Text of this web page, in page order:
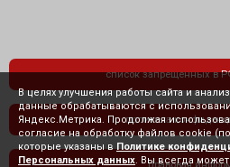
список запрещенных в
политика
В целях улучшения работы сайта и
данные обрабатываются с
Яндекс.Метрика. Продолжая
согласие на обработку файлов cookie
которые указаны в Политике
Персональных данных . Вы всегда